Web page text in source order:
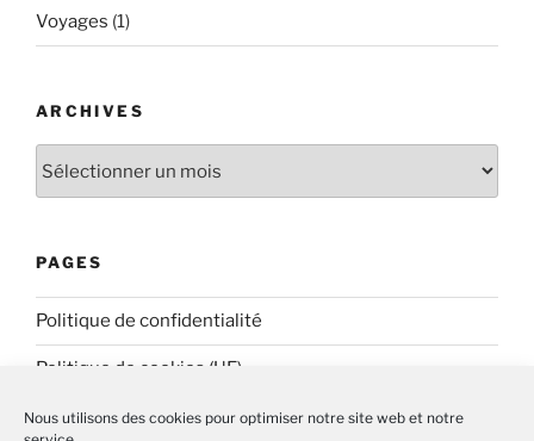
Nous utilisons des cookies pour optimiser notre site web et notre
Voyages (1)
ARCHIVES
PAGES
Politique de confidentialité
Politique de cookies (UE)